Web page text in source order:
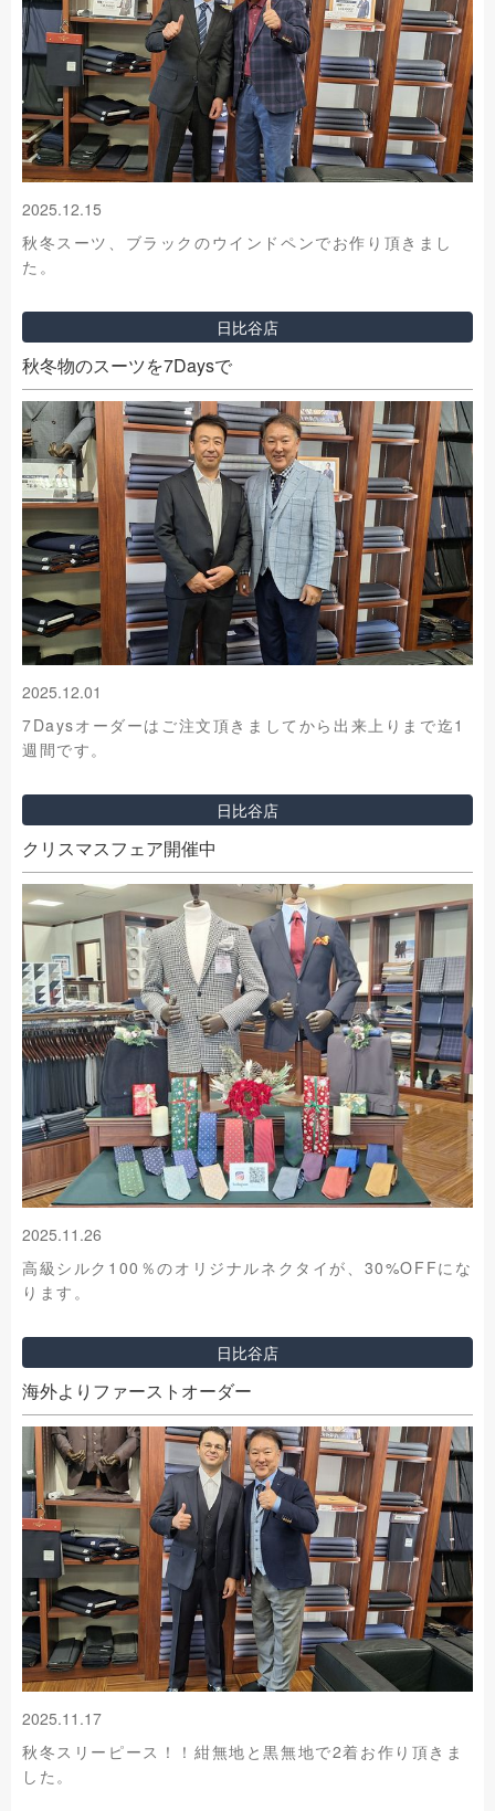
2025.12.15
秋冬スーツ、ブラックのウインドペンでお作り頂きまし
た。
日比谷店
秋冬物のスーツを7Daysで
2025.12.01
7Daysオーダーはご注文頂きましてから出来上りまで迄1
週間です。
日比谷店
クリスマスフェア開催中
2025.11.26
高級シルク100％のオリジナルネクタイが、30%OFFにな
ります。
日比谷店
海外よりファーストオーダー
2025.11.17
秋冬スリーピース！！紺無地と黒無地で2着お作り頂きま
した。